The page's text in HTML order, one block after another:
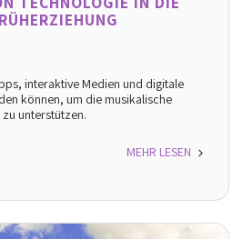
interaktive Medien und digitale
können, um die musikalische
unterstützen.
MEHR LESEN